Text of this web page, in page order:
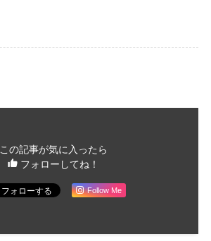
この記事が気に入ったら
フォローしてね！
Follow Me